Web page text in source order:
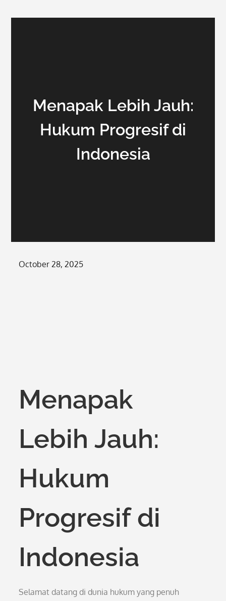
Menapak Lebih Jauh:
Hukum Progresif di
Indonesia
Posted
October 28, 2025
Menapak
Lebih Jauh:
Hukum
Progresif di
Indonesia
Selamat datang di dunia hukum yang penuh